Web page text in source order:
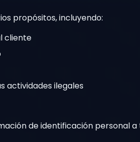
propósitos, incluyendo:
cliente
actividades ilegales
de identificación personal